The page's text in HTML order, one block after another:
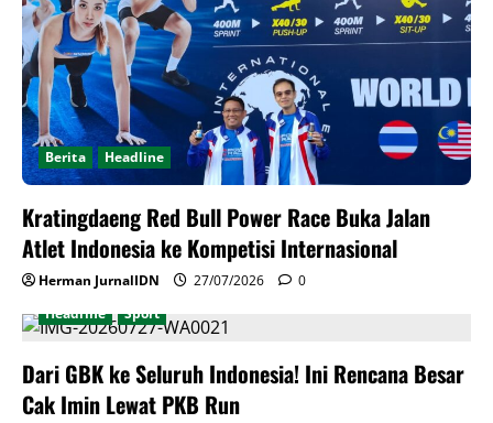
Berita Headline
Kratingdaeng Red Bull Power Race Buka Jalan
Atlet Indonesia ke Kompetisi Internasional
Herman JurnalIDN 27/07/2026
0
Headline
Sport
Dari GBK ke Seluruh Indonesia! Ini Rencana Besar
Cak Imin Lewat PKB Run